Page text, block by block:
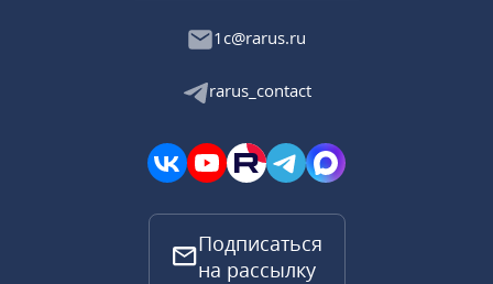
1c@rarus.ru
rarus_contact
Подписаться
на рассылку